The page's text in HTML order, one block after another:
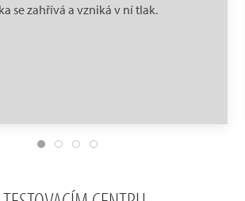
se zahřívá a vzniká v ní tlak.